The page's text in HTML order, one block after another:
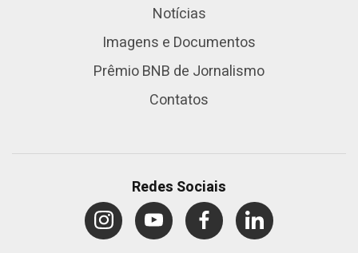
Notícias
Imagens e Documentos
Prêmio BNB de Jornalismo
Contatos
Redes Sociais